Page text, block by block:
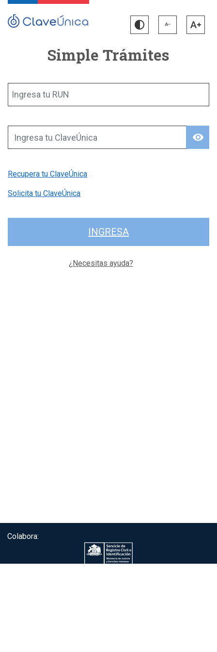
Simple Trámites
Ingresa tu RUN
visibility
Ingresa tu ClaveÚnica
Recupera tu ClaveÚnica
Solicita tu ClaveÚnica
INGRESA
¿Necesitas ayuda?
Colabora: